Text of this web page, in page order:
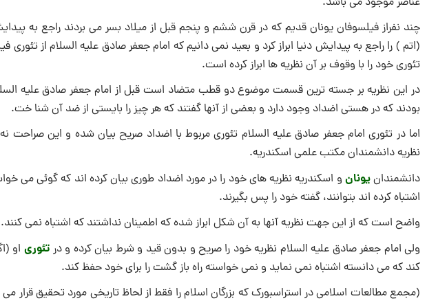
چند نفراز فیلسوفان یونان قدیم که در قرن ششم و پنجم قبل از میلاد بسر می بردند راجع به
(اتم ) را راجع به پیدایش دنیا ابراز کرد و بعید نمی دانیم که امام جعفر صادق علیه السلام از
تئوری خود را با وقوف بر آن نظریه ها ابراز کرده است.
در این نظریه بر جسته ترین قسمت موضوع دو قطب متضاد است قبل از امام جعفر صادق علیه
بودند که در هستی اضداد وجود دارد و بعضی از آنها گفتند که هر چیز را بایستی از ضد آن شنا خت.
اما در تئوری امام جعفر صادق علیه السلام تئوری مربوط با اضداد صریح بیان شده و این صراحت
نظریه دانشمندان مکتب علمی اسکندریه.
دانشمندانیونان و اسکندریه نظریه های خود را در مورد اضداد طوری بیان کرده اند که گوئی می
اشتباه کرده اند بتوانند، گفته خود را پس بگیرند.
واضح است که از این جهت نظریه آنها به آن شکل ابراز شده که اطمینان نداشتند که اشتباه نمی کنند.
ولی امام جعفر صادق علیه السلام نظریه خود را صریح و بدون قید و شرط بیان کرده و در تئوری او
کند که می دانسته اشتباه نمی نماید و نمی خواسته راه باز گشت را برای خود حفظ کند.
(مجمع مطالعات اسلامی در استراسبورک که بزرگان اسلام را فقط از لحاظ تاریخی مورد تحقیق